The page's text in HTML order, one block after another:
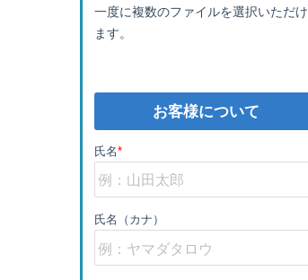
一度に複数のファイルを選択いただけ
ます。
お客様について
氏名*
氏名（カナ）